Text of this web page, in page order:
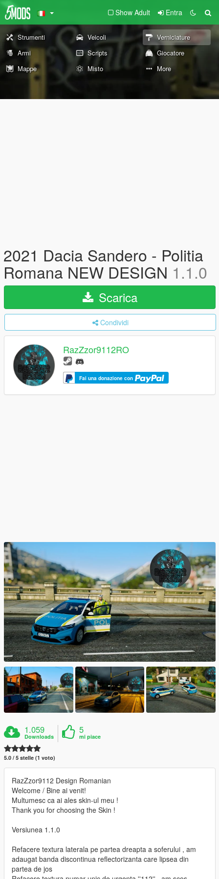
Show Adult Entra
Strumenti Veicoli
Verniciature
Armi
Scripts
Giocatore
Mappe
Misto More
2021 Dacia Sandero - Politia
Romana NEW DESIGN 1.1.0
Scarica
Condividi
RazZzor9112RO
Fai una donazione con
1.059
Downloads
5
mi piace
5.0 / 5 stelle (1 voto)
RazZzor9112 Design Romanian
Welcome / Bine ai venit!
Multumesc ca ai ales skin-ul meu !
Thank you for choosing the Skin !
Versiunea 1.1.0
Refacere textura laterala pe partea dreapta a soferului , am
adaugat banda discontinua reflectorizanta care lipsea din
partea de jos